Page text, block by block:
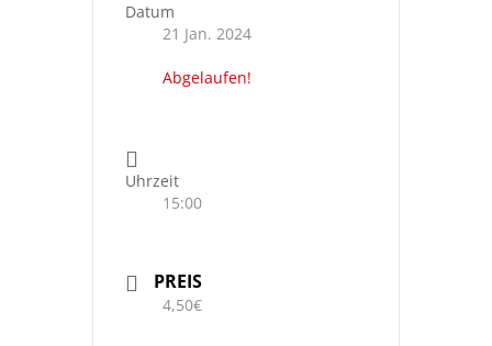
Datum
21 Jan. 2024
Abgelaufen!
Uhrzeit
15:00
PREIS
4,50€